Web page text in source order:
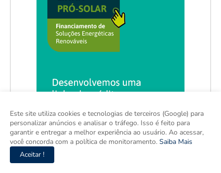
Este site utiliza cookies e tecnologias de terceiros (Google) para
personalizar anúncios e analisar o tráfego. Isso é feito para
garantir e entregar a melhor experiência ao usuário. Ao acessar,
você concorda com a política de monitoramento. Saiba Mais
Aceitar !